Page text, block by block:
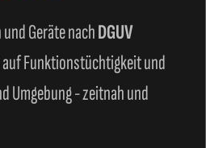
Geräte nachDGUV
auf Funktionstüchtigkeit und
Umgebung - zeitnah und